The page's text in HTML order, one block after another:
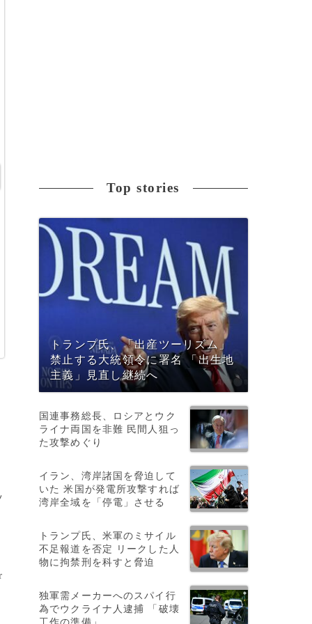
Top stories
トランプ氏、「出産ツーリズム」
禁止する大統領令に署名 「出生地
主義」見直し継続へ
国連事務総長、ロシアとウク
ライナ両国を非難 民間人狙っ
た攻撃めぐり
イラン、湾岸諸国を脅迫して
いた 米国が発電所攻撃すれば
湾岸全域を「停電」させる
トランプ氏、米軍のミサイル
不足報道を否定 リークした人
物に拘禁刑を科すと脅迫
独軍需メーカーへのスパイ行
為でウクライナ人逮捕 「破壊
工作の準備」